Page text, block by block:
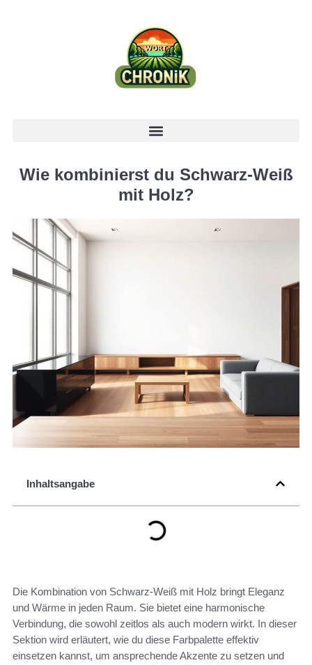
Wie kombinierst du Schwarz-Weiß
mit Holz?
Inhaltsangabe
Die Kombination von Schwarz-Weiß mit Holz bringt Eleganz
und Wärme in jeden Raum. Sie bietet eine harmonische
Verbindung, die sowohl zeitlos als auch modern wirkt. In dieser
Sektion wird erläutert, wie du diese Farbpalette effektiv
einsetzen kannst, um ansprechende Akzente zu setzen und